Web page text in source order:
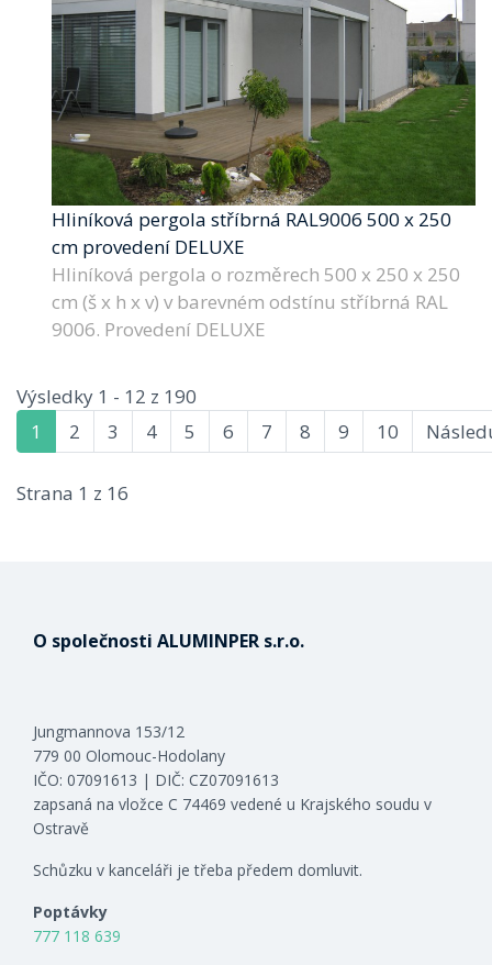
Hliníková pergola stříbrná RAL9006 500 x 250
cm provedení DELUXE
Hliníková pergola o rozměrech 500 x 250 x 250
cm (š x h x v) v barevném odstínu stříbrná RAL
9006. Provedení DELUXE
Výsledky 1 - 12 z 190
1
2 3 4 5 6 7 8 9 10
Strana 1 z 16
O společnosti ALUMINPER s.r.o.
Jungmannova 153/12
779 00 Olomouc-Hodolany
IČO: 07091613 | DIČ: CZ07091613
zapsaná na vložce C 74469 vedené u Krajského soudu v
Ostravě
Schůzku v kanceláři je třeba předem domluvit.
Poptávky
777 118 639